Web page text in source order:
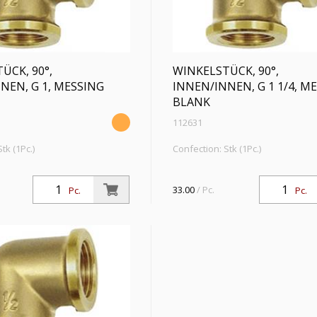
90°,
G 1, MESSING
(1Pc.)
max. 10 bar,
max. 90 °C, Messing
Pc.
WINKELSTÜCK, 90°,
INNEN/INNEN, G 1 1/4,
BLANK
112631
Confection: Stk (1Pc.)
Betriebsdruck max. 10 bar,
Betriebstemperatur max. 90 °C,
Pc.
33.00/ Pc.